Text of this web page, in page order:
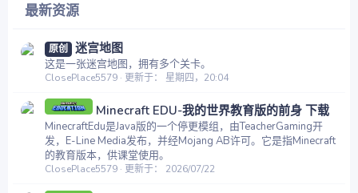
最新资源
原创 迷宫地图
这是一张迷宫地图，拥有多个关卡。
ClosePlace5579 更新于： 星期四，20:04
Minecraft EDU-我的世界教育版的前身 下载
MinecraftEdu是Java版的一个停更模组，由TeacherGaming开
发，E-Line Media发布，并经Mojang AB许可。它是指Minecraft
的教育版本，供课堂使用。
ClosePlace5579 更新于： 2026/07/22